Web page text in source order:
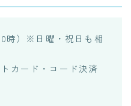
時）※日曜・祝日も相
カード・コード決済